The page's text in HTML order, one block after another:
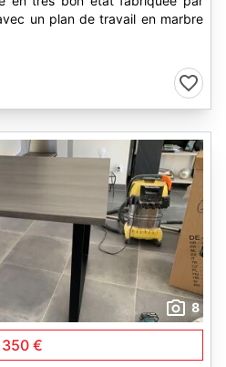
un plan de travail en marbre
8
350 €